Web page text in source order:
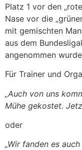
Platz 1 vor den
Nase vor die
mit gemischten
aus dem
angenommen
Für Trainer und
„Auch von uns
Mühe gekostet.
oder
„Wir fanden es